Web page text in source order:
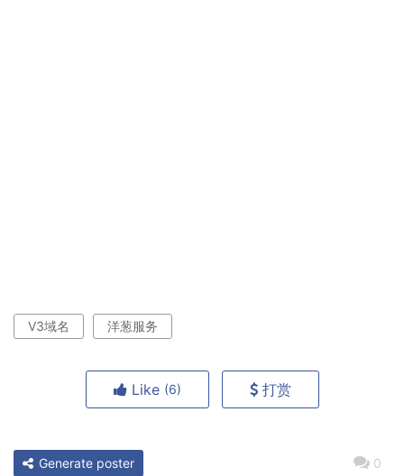
V3域名 洋葱服务
Like (6) 打赏
0
Generate poster